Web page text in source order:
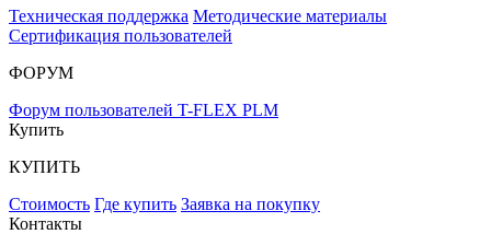
Техническая поддержка Методические материалы
Сертификация пользователей
ФОРУМ
Форум пользователей T-FLEX PLM
Купить
КУПИТЬ
Стоимость Где купить Заявка на покупку
Контакты